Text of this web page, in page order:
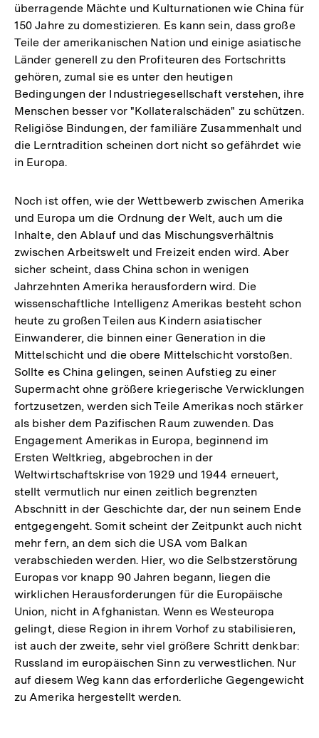
überragende Mächte und Kulturnationen wie China für
150 Jahre zu domestizieren. Es kann sein, dass große
Teile der amerikanischen Nation und einige asiatische
Länder generell zu den Profiteuren des Fortschritts
gehören, zumal sie es unter den heutigen
Bedingungen der Industriegesellschaft verstehen, ihre
Menschen besser vor "Kollateralschäden" zu schützen.
Religiöse Bindungen, der familiäre Zusammenhalt und
die Lerntradition scheinen dort nicht so gefährdet wie
in Europa.
Noch ist offen, wie der Wettbewerb zwischen Amerika
und Europa um die Ordnung der Welt, auch um die
Inhalte, den Ablauf und das Mischungsverhältnis
zwischen Arbeitswelt und Freizeit enden wird. Aber
sicher scheint, dass China schon in wenigen
Jahrzehnten Amerika herausfordern wird. Die
wissenschaftliche Intelligenz Amerikas besteht schon
heute zu großen Teilen aus Kindern asiatischer
Einwanderer, die binnen einer Generation in die
Mittelschicht und die obere Mittelschicht vorstoßen.
Sollte es China gelingen, seinen Aufstieg zu einer
Supermacht ohne größere kriegerische Verwicklungen
fortzusetzen, werden sich Teile Amerikas noch stärker
als bisher dem Pazifischen Raum zuwenden. Das
Engagement Amerikas in Europa, beginnend im
Ersten Weltkrieg, abgebrochen in der
Weltwirtschaftskrise von 1929 und 1944 erneuert,
stellt vermutlich nur einen zeitlich begrenzten
Abschnitt in der Geschichte dar, der nun seinem Ende
entgegengeht. Somit scheint der Zeitpunkt auch nicht
mehr fern, an dem sich die USA vom Balkan
verabschieden werden. Hier, wo die Selbstzerstörung
Europas vor knapp 90 Jahren begann, liegen die
wirklichen Herausforderungen für die Europäische
Union, nicht in Afghanistan. Wenn es Westeuropa
gelingt, diese Region in ihrem Vorhof zu stabilisieren,
ist auch der zweite, sehr viel größere Schritt denkbar:
Russland im europäischen Sinn zu verwestlichen. Nur
auf diesem Weg kann das erforderliche Gegengewicht
zu Amerika hergestellt werden.